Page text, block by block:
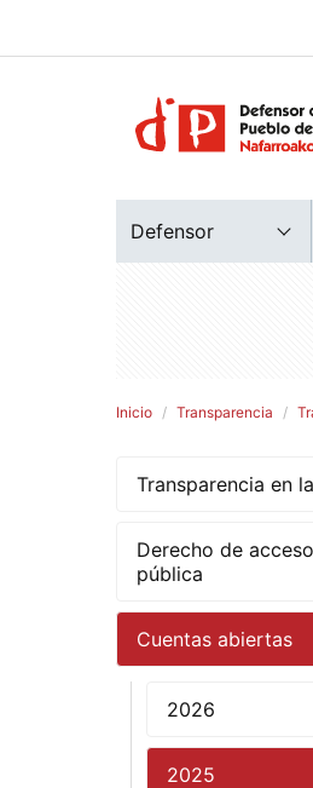
Defensor
Inicio Transparencia
Transparencia en
Derecho de
pública
Cuentas abiertas
2026
2025